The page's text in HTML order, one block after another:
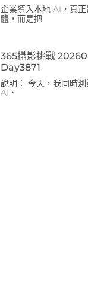
企業導入本地 AI，真
體，而是把
365攝影挑戰
Day3871
說明： 今天，我同時
AI、